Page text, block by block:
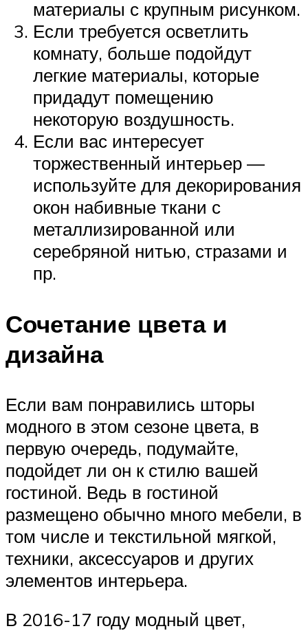
материалы с крупным рисунком.
Если требуется осветлить
комнату, больше подойдут
легкие материалы, которые
придадут помещению
некоторую воздушность.
Если вас интересует
торжественный интерьер —
используйте для декорирования
окон набивные ткани с
металлизированной или
серебряной нитью, стразами и
пр.
Сочетание цвета и
дизайна
Если вам понравились шторы
модного в этом сезоне цвета, в
первую очередь, подумайте,
подойдет ли он к стилю вашей
гостиной. Ведь в гостиной
размещено обычно много мебели, в
том числе и текстильной мягкой,
техники, аксессуаров и других
элементов интерьера.
В 2016-17 году модный цвет,